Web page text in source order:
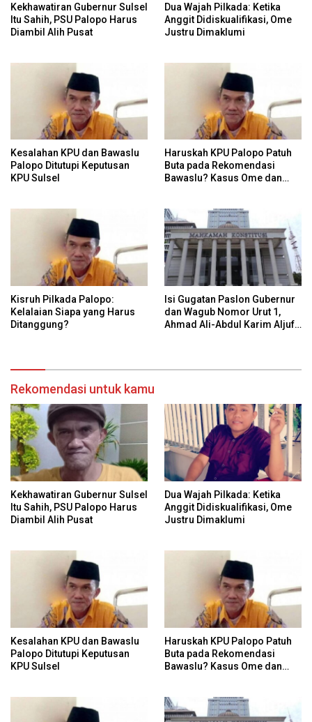
Kekhawatiran Gubernur Sulsel
Itu Sahih, PSU Palopo Harus
Diambil Alih Pusat
Dua Wajah Pilkada: Ketika
Anggit Didiskualifikasi, Ome
Justru Dimaklumi
Kesalahan KPU dan Bawaslu
Palopo Ditutupi Keputusan
KPU Sulsel
Haruskah KPU Palopo Patuh
Buta pada Rekomendasi
Bawaslu? Kasus Ome dan
Kisruh Pilkada Palopo:
Kelalaian Siapa yang Harus
Ditanggung?
Isi Gugatan Paslon Gubernur
dan Wagub Nomor Urut 1,
Ahmad Ali-Abdul Karim Aljufri
Rekomendasi untuk kamu
Kekhawatiran Gubernur Sulsel
Itu Sahih, PSU Palopo Harus
Diambil Alih Pusat
Dua Wajah Pilkada: Ketika
Anggit Didiskualifikasi, Ome
Justru Dimaklumi
Kesalahan KPU dan Bawaslu
Palopo Ditutupi Keputusan
KPU Sulsel
Haruskah KPU Palopo Patuh
Buta pada Rekomendasi
Bawaslu? Kasus Ome dan